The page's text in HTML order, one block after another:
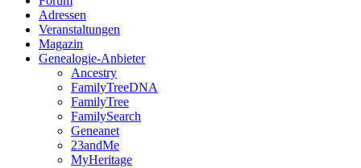
Adressen
Veranstaltungen
Magazin
Genealogie-Anbieter
Ancestry
FamilyTreeDNA
FamilyTree
FamilySearch
Geneanet
23andMe
MyHeritage